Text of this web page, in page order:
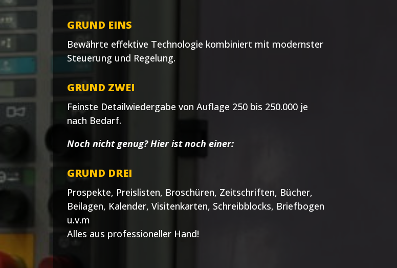
GRUND EINS
Bewährte effektive Technologie kombiniert mit modernster
Steuerung und Regelung.
GRUND ZWEI
Feinste Detailwiedergabe von Auflage 250 bis 250.000 je
nach Bedarf.
Noch nicht genug? Hier ist noch einer:
GRUND DREI
Prospekte, Preislisten, Broschüren, Zeitschriften, Bücher,
Beilagen, Kalender, Visitenkarten, Schreibblocks, Briefbogen
u.v.m
Alles aus professioneller Hand!